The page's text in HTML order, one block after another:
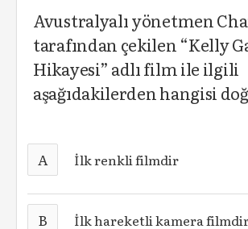
Avustralyalı yönetmen
tarafından çekilen “Kelly
Hikayesi” adlı film ile ilgili
aşağıdakilerden hangisi
A İlk renkli filmdir
B İlk hareketli kamera